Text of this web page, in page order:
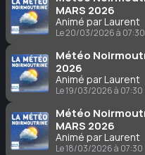
MARS 2026
Animé par Laurent
Le 20/03/2026 à 07:30
Météo
2026
Animé par Laurent
Le 19/03/2026 à 07:30
Météo
MARS 2026
Animé par Laurent
Le 18/03/2026 à 07:30